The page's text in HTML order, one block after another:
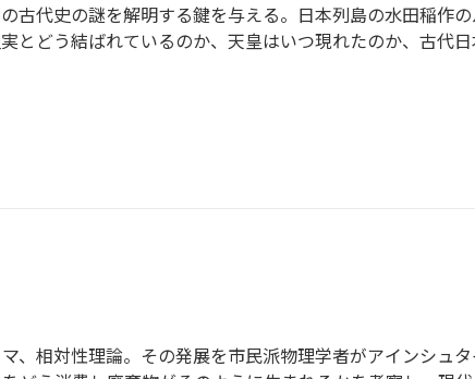
古代史の謎を解明する鍵を与える。日本列島の水田稲作
とどう結ばれているのか、天皇はいつ現れたのか、古代
迫る。
、相対性理論。その発展を市民派物理学者がアインシュ